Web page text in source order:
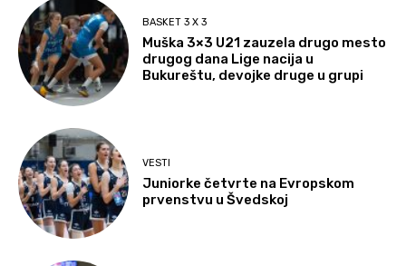
BASKET 3 X 3
Muška 3×3 U21 zauzela drugo mesto
drugog dana Lige nacija u
Bukureštu, devojke druge u grupi
VESTI
Juniorke četvrte na Evropskom
prvenstvu u Švedskoj